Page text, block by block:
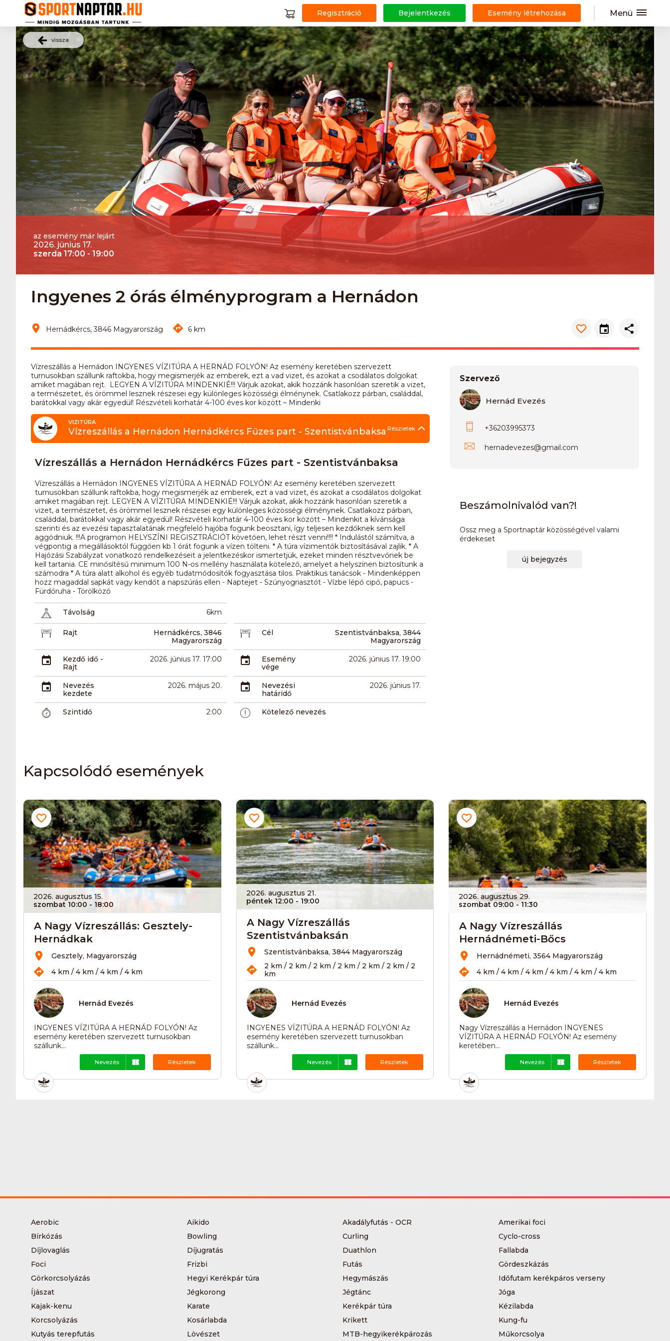
Regisztráció Bejelentkezés Esemény létrehozása Menü
vissza
az esemény már lejárt
2026. június 17.
szerda 17:00 - 19:00
Ingyenes 2 órás élményprogram a Hernádon
Hernádkércs, 3846 Magyarország 6 km
Vízreszállás a Hernádon INGYENES VÍZITÚRA A HERNÁD FOLYÓN! Az esemény keretében szervezett
turnusokban szállunk raftokba, hogy megismerjék az emberek, ezt a vad vizet, és azokat a csodálatos dolgokat
amiket magában rejt. LEGYEN A VÍZITÚRA MINDENKIÉ!!! Várjuk azokat, akik hozzánk hasonlóan szeretik a vizet,
a természetet, és örömmel lesznek részesei egy különleges közösségi élménynek. Csatlakozz párban, családdal,
barátokkal vagy akár egyedül! Részvételi korhatár 4-100 éves kor között – Mindenki
VIZITÚRA
Vízreszállás a Hernádon Hernádkércs Fűzes part - Szentistvánbaksa Részletek
Vízreszállás a Hernádon Hernádkércs Fűzes part - Szentistvánbaksa
Vízreszállás a Hernádon INGYENES VÍZITÚRA A HERNÁD FOLYÓN! Az esemény keretében szervezett
turnusokban szállunk raftokba, hogy megismerjék az emberek, ezt a vad vizet, és azokat a csodálatos dolgokat
amiket magában rejt. LEGYEN A VÍZITÚRA MINDENKIÉ!!! Várjuk azokat, akik hozzánk hasonlóan szeretik a
vizet, a természetet, és örömmel lesznek részesei egy különleges közösségi élménynek. Csatlakozz párban,
családdal, barátokkal vagy akár egyedül! Részvételi korhatár 4-100 éves kor között – Mindenkit a kívánsága
szerinti és az evezési tapasztalatának megfelelő hajóba fogunk beosztani, így teljesen kezdőknek sem kell
aggódniuk. !!!A programon HELYSZÍNI REGISZTRÁCIÓT követően, lehet részt venni!!!! * Indulástól számítva, a
végpontig a megállásoktól függően kb 1 órát fogunk a vízen tölteni. * A túra vízimentők biztosításával zajlik. * A
Hajózási Szabályzat vonatkozó rendelkezéseit a jelentkezéskor ismertetjük, ezeket minden résztvevőnek be
kell tartania. CE minősítésű minimum 100 N-os mellény használata kötelező, amelyet a helyszínen biztosítunk a
számodra * A túra alatt alkohol és egyéb tudatmódosítók fogyasztása tilos. Praktikus tanácsok - Mindenképpen
hozz magaddal sapkát vagy kendőt a napszúrás ellen - Naptejet - Szúnyogriasztót - Vízbe lépő cipő, papucs -
Fürdőruha - Törölköző
Távolság 6km
Rajt
Hernádkércs, 3846
Magyarország
Cél
Szentistvánbaksa, 3844
Magyarország
Kezdő idő -
Rajt
2026. június 17. 17:00
Esemény
vége
2026. június 17. 19:00
Nevezés
kezdete
2026. május 20.
Nevezési
határidő
2026. június 17.
Szintidő 2:00 Kötelező nevezés
Szervező
Hernád Evezés
+36203995373
hernadevezes@gmail.com
Beszámolnivalód van?!
Ossz meg a Sportnaptár közösségével valami
érdekeset
új bejegyzés
Kapcsolódó események
2026. augusztus 15.
szombat 10:00 - 18:00
A Nagy Vízreszállás: Gesztely-
Hernádkak
Gesztely, Magyarország
4 km / 4 km / 4 km / 4 km
Hernád Evezés
INGYENES VÍZITÚRA A HERNÁD FOLYÓN! Az
esemény keretében szervezett turnusokban
szállunk...
Nevezés Részletek
2026. augusztus 21.
péntek 12:00 - 19:00
A Nagy Vízreszállás
Szentistvánbaksán
Szentistvánbaksa, 3844 Magyarország
2 km / 2 km / 2 km / 2 km / 2 km / 2 km / 2
km
Hernád Evezés
INGYENES VÍZITÚRA A HERNÁD FOLYÓN! Az
esemény keretében szervezett turnusokban
szállunk...
Nevezés Részletek
2026. augusztus 29.
szombat 09:00 - 11:30
A Nagy Vízreszállás
Hernádnémeti-Bőcs
Hernádnémeti, 3564 Magyarország
4 km / 4 km / 4 km / 4 km / 4 km / 4 km
Hernád Evezés
Nagy Vízreszállás a Hernádon INGYENES
VÍZITÚRA A HERNÁD FOLYÓN! Az esemény
keretében...
Nevezés Részletek
Aerobic Aikido Akadályfutás - OCR
Amerikai foci
Bírkózás
Bowling Curling
Cyclo-cross
Díjlovaglás
Díjugratás Duathlon
Fallabda
Foci
Frizbi Futás
Gördeszkázás
Görkorcsolyázás
Hegyi Kerékpár túra Hegymászás
Időfutam kerékpáros verseny
Íjászat
Jégkorong Jégtánc
Jóga
Kajak-kenu
Karate Kerékpár túra
Kézilabda
Korcsolyázás
Kosárlabda Krikett
Kung-fu
Kutyás terepfutás
Lövészet MTB-hegyikerékpározás Műkorcsolya